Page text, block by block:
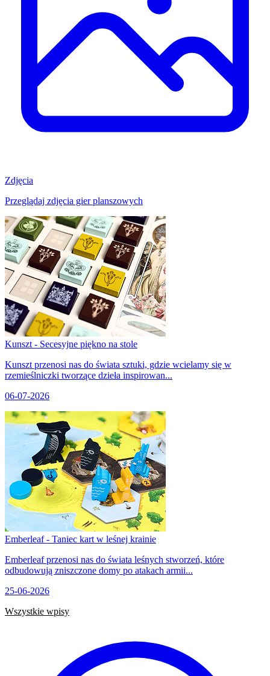
Zdjęcia
Przeglądaj zdjęcia gier planszowych
Kunszt - Secesyjne piękno na stole
Kunszt przenosi nas do świata sztuki, gdzie wcielamy się w
rzemieślniczki tworzące dzieła inspirowan...
06-07-2026
Emberleaf - Taniec kart w leśnej krainie
Emberleaf przenosi nas do świata leśnych stworzeń, które
odbudowują zniszczone domy po atakach armii...
25-06-2026
Wszystkie wpisy